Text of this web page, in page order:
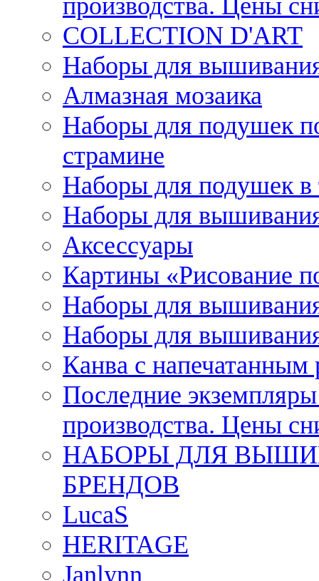
производства. Цены
COLLECTION D'ART
Наборы для
Алмазная мозаика
Наборы для подушек
страмине
Наборы для подушек в
Наборы для
Аксессуары
Картины «Рисование
Наборы для
Наборы для
Канва с напечатанным
Последние
производства. Цены
НАБОРЫ ДЛЯ
БРЕНДОВ
LucaS
HERITAGE
Janlynn